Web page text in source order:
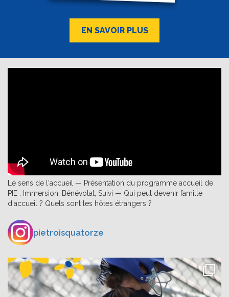
EN SAVOIR PLUS
Le sens de l'accueil — Présentation du programme accueil de
PIE : Immersion, Bénévolat, Suivi — Qui peut devenir famille
d'accueil ? Quels sont les hôtes étrangers ?
pietroisquatorze